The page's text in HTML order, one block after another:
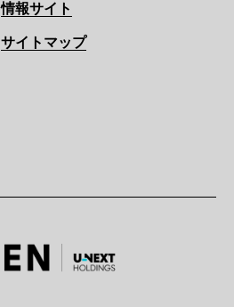
情報サイト
サイトマップ